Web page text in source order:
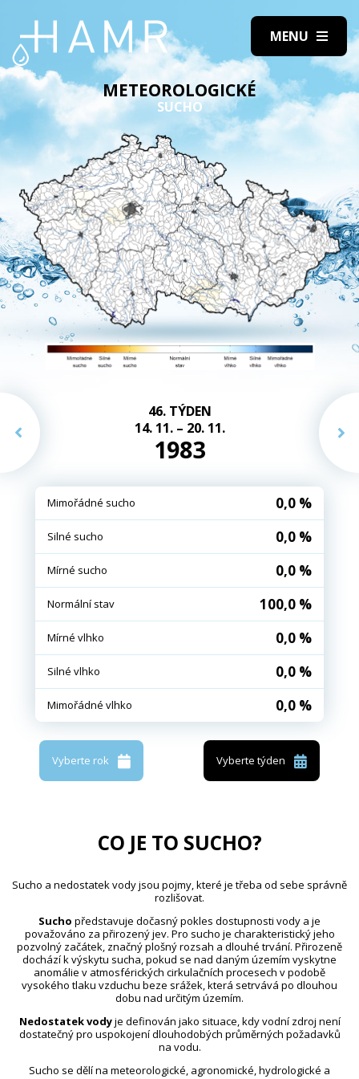
METEOROLOGICKÉ
SUCHO
46. TÝDEN
14. 11. – 20. 11.
1983
Mimořádné sucho 0,0 %
Silné sucho 0,0 %
Mírné sucho 0,0 %
Normální stav 100,0 %
Mírné vlhko 0,0 %
Silné vlhko 0,0 %
Mimořádné vlhko 0,0 %
Vyberte rok Vyberte týden
CO JE TO SUCHO?
Sucho a nedostatek vody jsou pojmy, které je třeba od sebe správně
rozlišovat.
Sucho představuje dočasný pokles dostupnosti vody a je
považováno za přirozený jev. Pro sucho je charakteristický jeho
pozvolný začátek, značný plošný rozsah a dlouhé trvání. Přirozeně
dochází k výskytu sucha, pokud se nad daným územím vyskytne
anomálie v atmosférických cirkulačních procesech v podobě
vysokého tlaku vzduchu beze srážek, která setrvává po dlouhou
dobu nad určitým územím.
Nedostatek vodyje definován jako situace, kdy vodní zdroj není
dostatečný pro uspokojení dlouhodobých průměrných požadavků
na vodu.
Sucho se dělí na meteorologické, agronomické, hydrologické a